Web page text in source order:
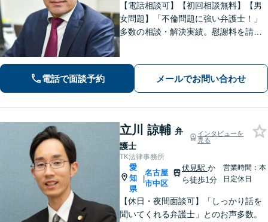
【電話相談可】【初回相談無料】【男
女問題】「不倫問題に強い弁護士！」
多数の相談・解決実績。慰謝料を請求
できるようサポートします【夜間・休
日面談可】【完全個室】【名古屋駅7
電話で面談予約 メールでお問い合わせ
立川 諒輔 弁
護士
インタビューを
見る
TK法律事務所
愛
知
県
|
名古屋
市中区
伏見駅 か
ら徒歩1分
営業時間：本
日定休日
【休日・夜間面談可】「しっかり話を
聞いてくれる弁護士」とのお声多数。